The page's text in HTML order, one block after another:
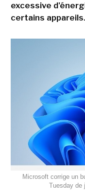
excessive
certains appareils.
Microsoft corrige un
Tuesday de